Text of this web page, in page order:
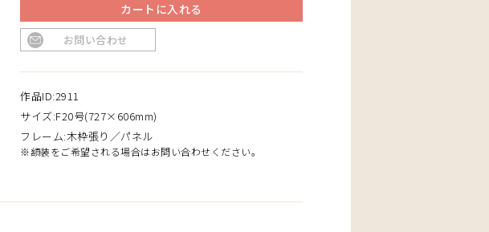
カートに入れる
お問い合わせ
作品ID:2911
サイズ:F20号(727×606mm)
フレーム:木枠張り／パネル
※額装をご希望される場合はお問い合わせください。